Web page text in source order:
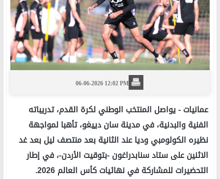
06-06-2026 12:02 PM
عمانيات -يواصل المنتخب الوطني لكرة القدم، تدريباته
الفنية والبدنية، في مدينة سان دييغو، تأهبا لمواجهة
نظيره الكولومبي وديا عند الثانية بعد منتصف ليل بعد غد
الاثنين على ستاد سنابدراغون -بتوقيت الأردن-، في إطار
التحضيرات للمشاركة في نهائيات كأس العالم 2026.